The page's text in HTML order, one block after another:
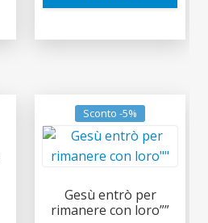
Sconto -5%
Gesù entrò per
rimanere con loro””